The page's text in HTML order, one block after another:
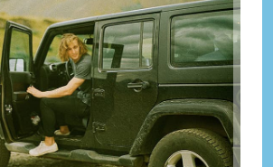
Zugang zu exklusiven
Mit eLink anmelden